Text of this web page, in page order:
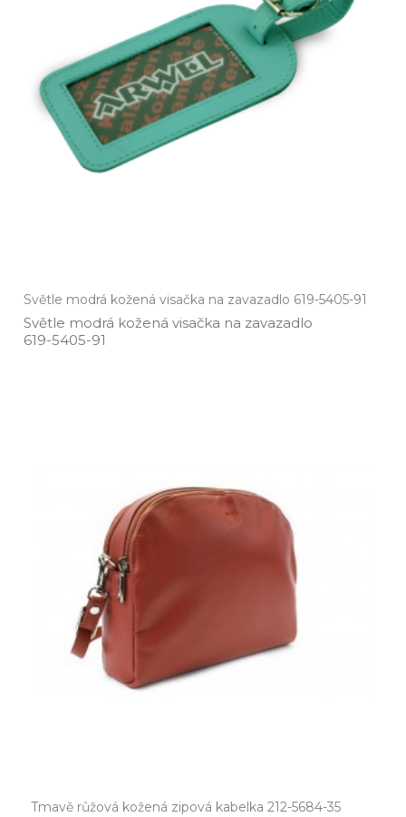
Světle modrá kožená visačka na zavazadlo 619-5405-91
Světle modrá kožená visačka na zavazadlo
619­-5405­-91
Tmavě růžová kožená zipová kabelka 212-5684-35